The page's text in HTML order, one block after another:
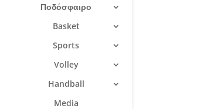
Ποδόσφαιρο
Basket
Sports
Volley
Handball
Media